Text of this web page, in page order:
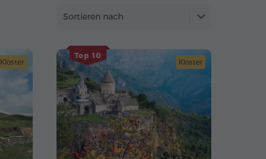
Sortieren nach
Kloster
Top 10
Kloster